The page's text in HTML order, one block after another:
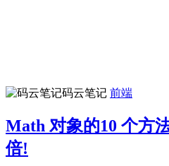
码云笔记 前端
Math 对象的10 个方
倍!